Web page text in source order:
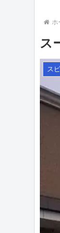
ホ
ス
ス